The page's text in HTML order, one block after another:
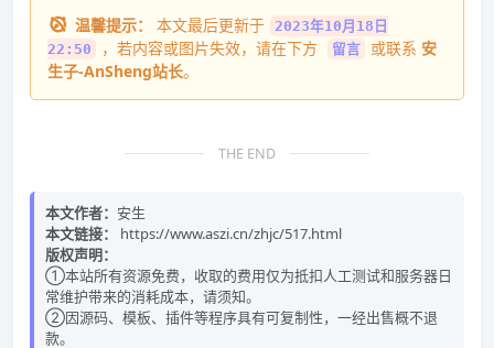
温馨提示： 本文最后更新于
2023年10月18日
22:50
，若内容或图片失效，请在下方 留言 或联系 安
生子-AnSheng站长。
THE END
本文作者： 安生
本文链接：
https://www.aszi.cn/zhjc/517.html
版权声明：
①本站所有资源免费，收取的费用仅为抵扣人工测试和服务器日
常维护带来的消耗成本，请须知。
②因源码、模板、插件等程序具有可复制性，一经出售概不退
款。